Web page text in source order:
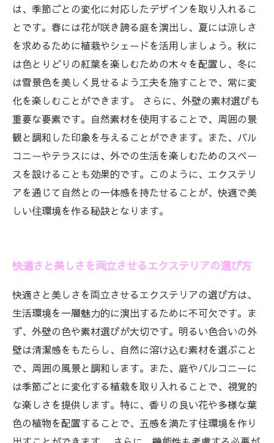
は、季節ごとの変化に対応したデザインを取り入れるこ
とです。春には花が咲き誇る庭を演出し、夏には涼しさ
を求めるために植栽やシェードを活用しましょう。秋に
は色とりどりの紅葉を楽しむための木々を配置し、冬に
は雪景色を美しく見せるよう工夫を施すことで、常に変
化を楽しむことができます。 さらに、外壁の素材選びも
重要な要素です。自然素材を使用することで、周囲の景
観と調和した印象を与えることができます。また、バル
コニーやテラスには、外での生活を楽しむためのスペー
スを設けることも効果的です。このように、エクステリ
アを通じて自然との一体感を持たせることが、快適で美
しい住環境を作る秘訣となります。
快適さと美しさを両立させるエクステリアの選び方
快適さと美しさを両立させるエクステリアの選び方は、
生活環境を一層魅力的に演出するために不可欠です。ま
ず、外壁の色や素材選びが大切です。明るい色合いの外
壁は清潔感をもたらし、自然に溶け込む素材を選ぶこと
で、周囲の風景と調和します。また、庭やバルコニーに
は季節ごとに変化する植栽を取り入れることで、視覚的
な楽しさを提供します。特に、香りの良い花や多様な葉
色の植物を配置することで、五感を満たす住環境を作り